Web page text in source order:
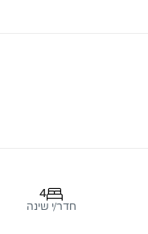
4
חדר/י שינה